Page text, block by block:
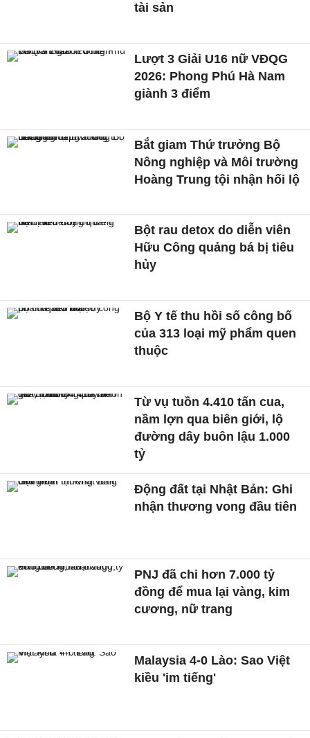
tài sản
Lượt 3 Giải U16 nữ VĐQG
2026: Phong Phú Hà Nam
giành 3 điểm
Bắt giam Thứ trưởng Bộ
Nông nghiệp và Môi trường
Hoàng Trung tội nhận hối lộ
Bột rau detox do diễn viên
Hữu Công quảng bá bị tiêu
hủy
Bộ Y tế thu hồi số công bố
của 313 loại mỹ phẩm quen
thuộc
Từ vụ tuồn 4.410 tấn cua,
nầm lợn qua biên giới, lộ
đường dây buôn lậu 1.000
tỷ
Động đất tại Nhật Bản: Ghi
nhận thương vong đầu tiên
PNJ đã chi hơn 7.000 tỷ
đồng để mua lại vàng, kim
cương, nữ trang
Malaysia 4-0 Lào: Sao Việt
kiều 'im tiếng'